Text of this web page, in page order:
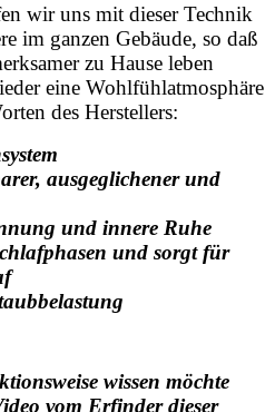
wir uns mit dieser Technik
im ganzen Gebäude, so daß
zu Hause leben
eine Wohlfühlatmosphäre
des Herstellers:
ausgeglichener und
und innere Ruhe
und sorgt für
wissen möchte
vom Erfinder dieser